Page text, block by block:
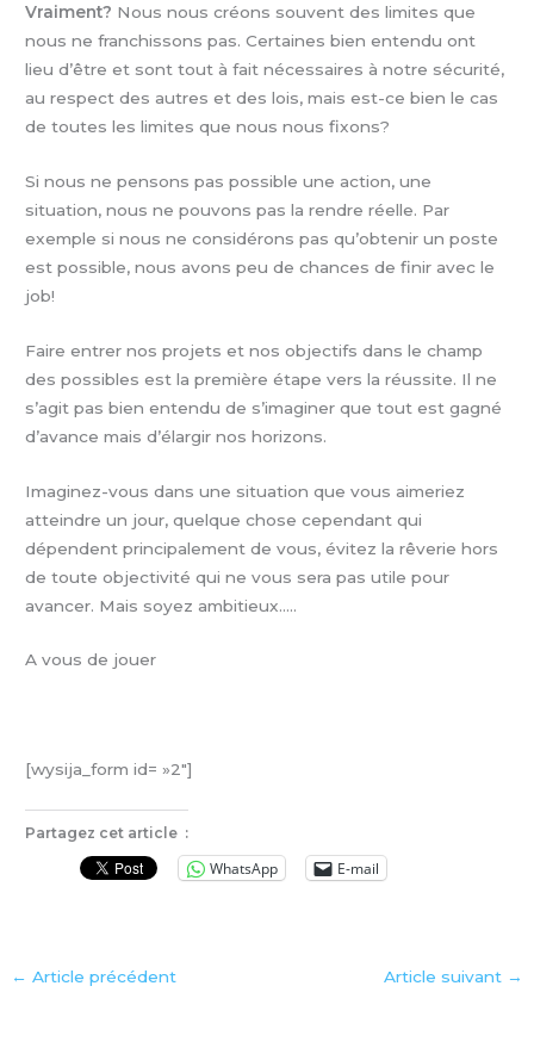
Vraiment? Nous nous créons souvent des limites que
nous ne franchissons pas. Certaines bien entendu ont
lieu d’être et sont tout à fait nécessaires à notre sécurité,
au respect des autres et des lois, mais est-ce bien le cas
de toutes les limites que nous nous fixons?
Si nous ne pensons pas possible une action, une
situation, nous ne pouvons pas la rendre réelle. Par
exemple si nous ne considérons pas qu’obtenir un poste
est possible, nous avons peu de chances de finir avec le
job!
Faire entrer nos projets et nos objectifs dans le champ
des possibles est la première étape vers la réussite. Il ne
s’agit pas bien entendu de s’imaginer que tout est gagné
d’avance mais d’élargir nos horizons.
Imaginez-vous dans une situation que vous aimeriez
atteindre un jour, quelque chose cependant qui
dépendent principalement de vous, évitez la rêverie hors
de toute objectivité qui ne vous sera pas utile pour
avancer. Mais soyez ambitieux…..
A vous de jouer
[wysija_form id= »2″]
Partagez cet article :
WhatsApp E-mail
← Article précédent Article suivant →